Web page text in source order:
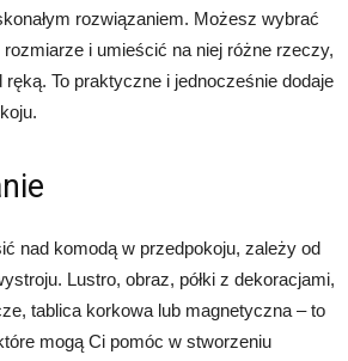
rozwiązaniem. Możesz wybrać
i umieścić na niej różne rzeczy,
To praktyczne i jednocześnie dodaje
nad komodą w przedpokoju, zależy od
Lustro, obraz, półki z dekoracjami,
tablica korkowa lub magnetyczna – to
mogą Ci pomóc w stworzeniu